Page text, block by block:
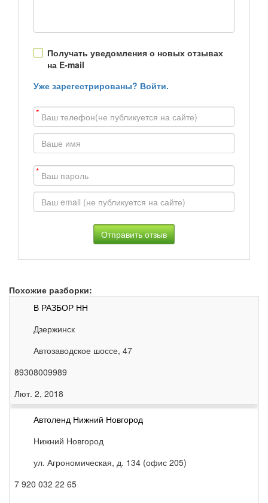
Получать уведомления о новых отзывах
на E-mail
Уже зарегестрированы? Войти.
*
*
Похожие разборки:
В РАЗБОР НН
Дзержинск
Автозаводское шоссе, 47
89308009989
Лют. 2, 2018
Автоленд Нижний Новгород
Нижний Новгород
ул. Агрономическая, д. 134 (офис 205)
7 920 032 22 65